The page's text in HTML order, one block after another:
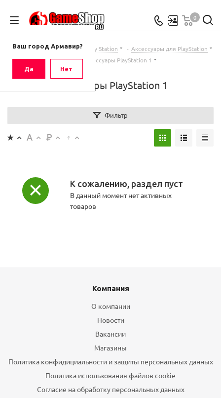
Ваш город Армавир?
Да Нет
0
Главная - Каталог - Sony Play Station - Аксессуары для PlayStation
- Аксессуары PlayStation 1
Аксессуары PlayStation 1
Фильтр
К сожалению, раздел пуст
В данный момент нет активных
товаров
Компания
О компании
Новости
Вакансии
Магазины
Политика конфидициальности и защиты персональных данных
Политика использования файлов cookie
Согласие на обработку персональных данных